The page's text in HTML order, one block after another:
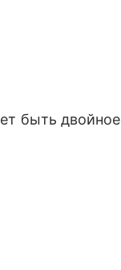
быть двойное